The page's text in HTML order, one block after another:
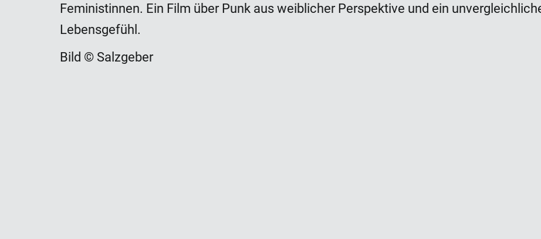
Feministinnen. Ein Film über Punk aus weiblicher Perspektive und ein
Lebensgefühl.
Bild © Salzgeber